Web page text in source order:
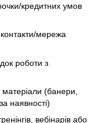
кредитних умов
контакти/мережа
роботи з
матеріали (банери,
наявності)
вебінарів або